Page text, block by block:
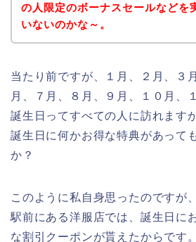
の人限定のボーナスセールなどを
いないのかな～。
当たり前ですが、１月、２月、３
月、７月、８月、９月、１０月、
誕生日ってすべての人に訪れます
誕生日に何かお得な特典があって
か？
このように私自身思ったのですが
駅前にある洋服店では、誕生日に
な割引クーポンが貰えたからです。